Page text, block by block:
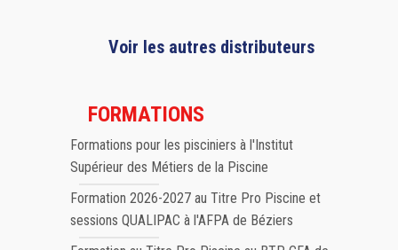
Voir les autres distributeurs
FORMATIONS
Formations pour les pisciniers à l'Institut
Supérieur des Métiers de la Piscine
Formation 2026-2027 au Titre Pro Piscine et
sessions QUALIPAC à l'AFPA de Béziers